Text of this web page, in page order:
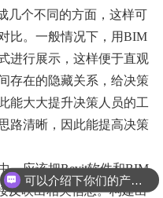
几个不同的方面，这样可
比。一般情况下，用BIM
进行展示，这样便于直观
存在的隐藏关系，给决策
能大大提升决策人员的工
路清晰，因此能提高决策
，应该把Revit软件和BIM
反映出相关信息。构建出
可以介绍下你们的产品么？